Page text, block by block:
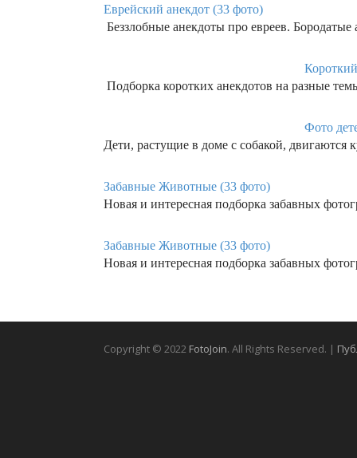
Еврейский анекдот (33 фото)
Беззлобные анекдоты про евреев.
Подборка коротких анекдотов на разные
Фото
Дети, растущие в доме с собакой, двигаются
Забавные Животные (33 фото)
Новая и интересная подборка забавных
Забавные Животные (33 фото)
Новая и интересная подборка забавных
Copyright © 2022 FotoJoin. All Rights Reserved. |